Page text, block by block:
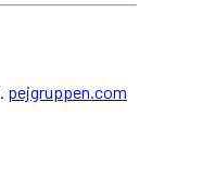
pejgruppen.com